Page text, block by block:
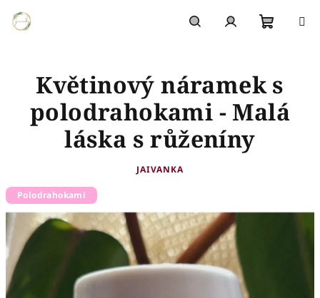
obsah
košík
Květinový náramek s
polodrahokami - Malá
láska s růženíny
JAIVANKA
Polodrahokami